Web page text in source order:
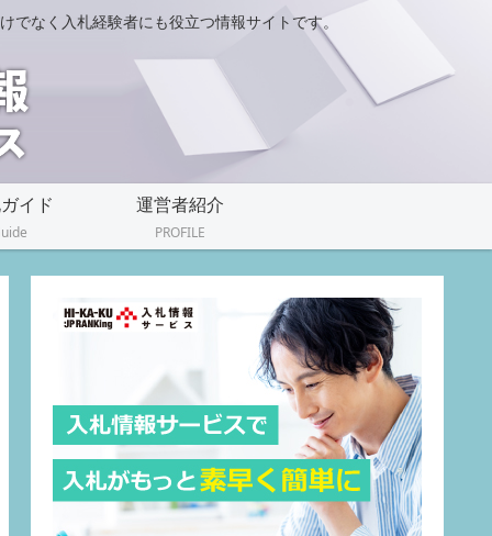
なく入札経験者にも役立つ情報サイトです。
イド
運営者紹介
PROFILE